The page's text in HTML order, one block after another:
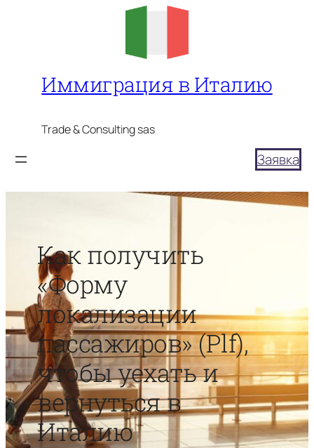
Иммиграция в Италию
Trade & Consulting sas
Заявка
Как получить
«Форму
локализации
пассажиров» (Plf),
чтобы уехать и
вернуться в
Италию